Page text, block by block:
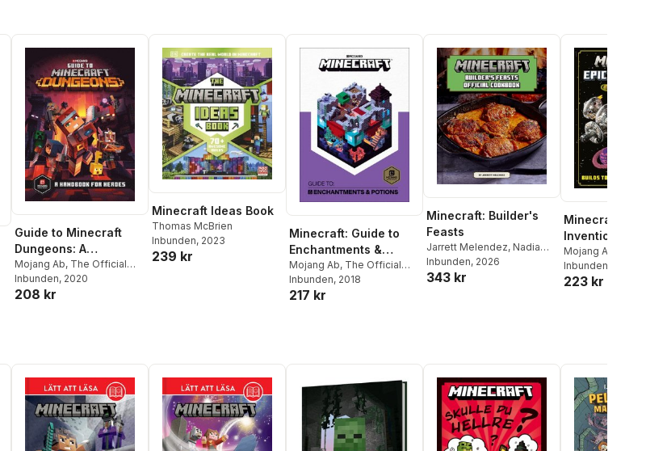
Guide to Minecraft
Dungeons: A
Handbook for Heroes
Mojang Ab, The Official
Minecraft Team
Inbunden, 2020
208 kr
Minecraft Ideas Book
Thomas McBrien
Inbunden, 2023
239 kr
Minecraft: Guide to
Enchantments &
Potions
Mojang Ab, The Official
Minecraft Team
Inbunden, 2018
217 kr
Minecraft: Builder's
Feasts
Jarrett Melendez, Nadia
Oxford
Inbunden, 2026
343 kr
Minecraft:
Inventions
Mojang Ab
Minecraft Team
Inbunden
223 kr